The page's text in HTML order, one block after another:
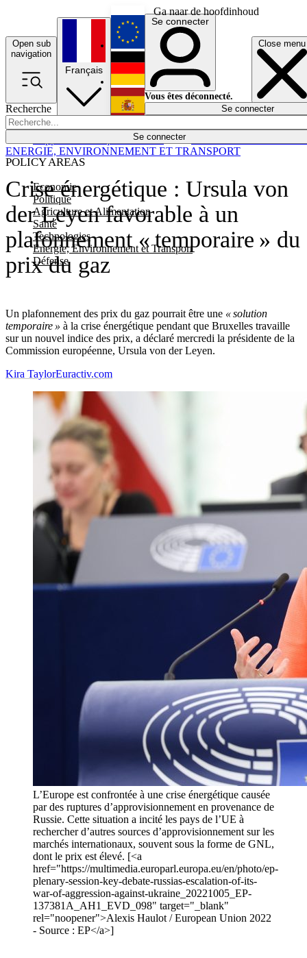
Ga naar de hoofdinhoud
Open sub
navigation
Close menu
Recherche
Se connecter
POLICY AREAS
Economie
Politique
Agriculture et Alimentation
Santé
Technologies
Energie, Environnement et Transport
Défense
Économie
Français
English
Deutsch
Español
Se connecter
Vous êtes déconnecté.
Se connecter
Crise énergétique : Ursula von
der Leyen favorable à un
plafonnement « temporaire » du
prix du gaz
Un plafonnement des prix du gaz pourrait être une « solution
temporaire » à la crise énergétique pendant que Bruxelles travaille
sur un nouvel indice des prix, a déclaré mercredi la présidente de la
Commission européenne, Ursula von der Leyen.
ENERGIE, ENVIRONNEMENT ET TRANSPORT
Kira TaylorEuractiv.com
L’Europe est confrontée à une crise énergétique causée
par des ruptures d’approvisionnement en provenance de
Russie. Cette situation a incité les pays de l’UE à
rechercher d’autres sources d’approvisionnement sur les
marchés internationaux, souvent sous la forme de GNL,
dont le prix est élevé. [<a
href="https://multimedia.europarl.europa.eu/en/photo/ep-
plenary-session-key-debate-russias-escalation-of-its-
war-of-aggression-against-ukraine_20221005_EP-
137381A_AH1_EVD_098" target="_blank"
rel="noopener">Alexis Haulot / European Union 2022
- Source : EP</a>]